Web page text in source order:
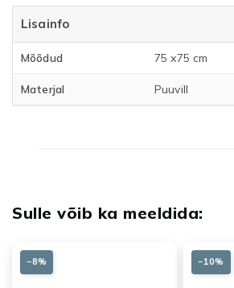
Lisainfo
Mõõdud 75 x75 cm
Materjal Puuvill
−8% −10%